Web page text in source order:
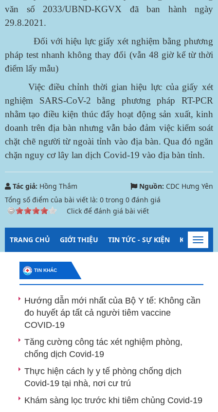
văn số 2033/UBND-KGVX đã ban hành ngày
29.8.2021.
Đối với hiệu lực giấy xét nghiệm bằng phương
pháp test nhanh không thay đổi (vẫn 48 giờ kể từ thời
điểm lấy mẫu)
Việc điều chỉnh thời gian hiệu lực của giấy xét
nghiệm SARS-CoV-2 bằng phương pháp RT-PCR
nhằm tạo điều kiện thúc đẩy hoạt động sản xuất, kinh
doanh trên địa bàn nhưng vẫn bảo đảm việc kiểm soát
chặt chẽ người từ ngoài tỉnh vào địa bàn. Qua đó ngăn
chặn nguy cơ lây lan dịch Covid-19 vào địa bàn tỉnh.
Tác giả: Hồng Thắm Nguồn: CDC Hưng Yên
Tổng số điểm của bài viết là: 0 trong 0 đánh giá
Click để đánh giá bài viết
TRANG CHỦ GIỚI THIỆU TIN TỨC - SỰ KIỆN KIỂM
TIN KHÁC
Hướng dẫn mới nhất của Bộ Y tế: Không cần
đo huyết áp tất cả người tiêm vaccine
COVID-19
Tăng cường công tác xét nghiệm phòng,
chống dịch Covid-19
Thực hiện cách ly y tế phòng chống dịch
Covid-19 tại nhà, nơi cư trú
Khám sàng lọc trước khi tiêm chủng Covid-19